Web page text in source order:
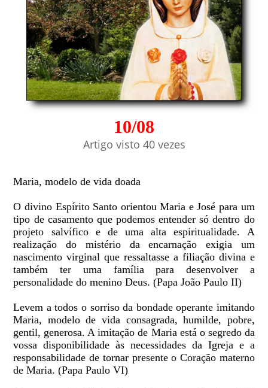
10/08
Artigo visto 40 vezes
Maria, modelo de vida doada
O divino Espírito Santo orientou Maria e José para um
tipo de casamento que podemos entender só dentro do
projeto salvífico e de uma alta espiritualidade. A
realização do mistério da encarnação exigia um
nascimento virginal que ressaltasse a filiação divina e
também ter uma família para desenvolver a
personalidade do menino Deus. (Papa João Paulo II)
Levem a todos o sorriso da bondade operante imitando
Maria, modelo de vida consagrada, humilde, pobre,
gentil, generosa. A imitação de Maria está o segredo da
vossa disponibilidade às necessidades da Igreja e a
responsabilidade de tornar presente o Coração materno
de Maria. (Papa Paulo VI)